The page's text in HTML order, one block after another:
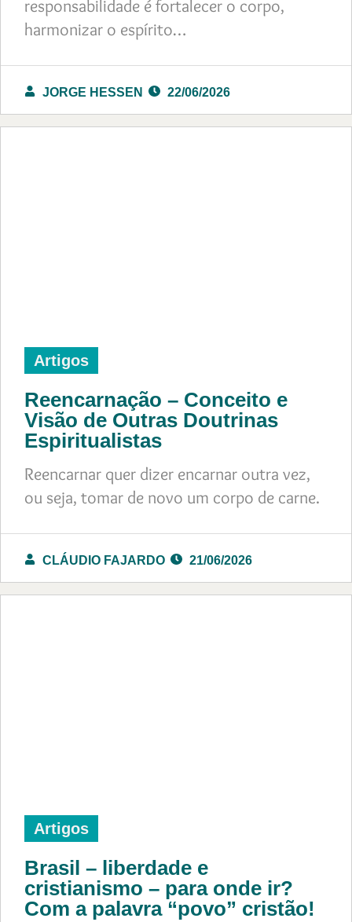
responsabilidade é fortalecer o corpo,
harmonizar o espírito…
JORGE HESSEN 22/06/2026
Artigos
Reencarnação – Conceito e
Visão de Outras Doutrinas
Espiritualistas
Reencarnar quer dizer encarnar outra vez,
ou seja, tomar de novo um corpo de carne.
CLÁUDIO FAJARDO 21/06/2026
Artigos
Brasil – liberdade e
cristianismo – para onde ir?
Com a palavra “povo” cristão!